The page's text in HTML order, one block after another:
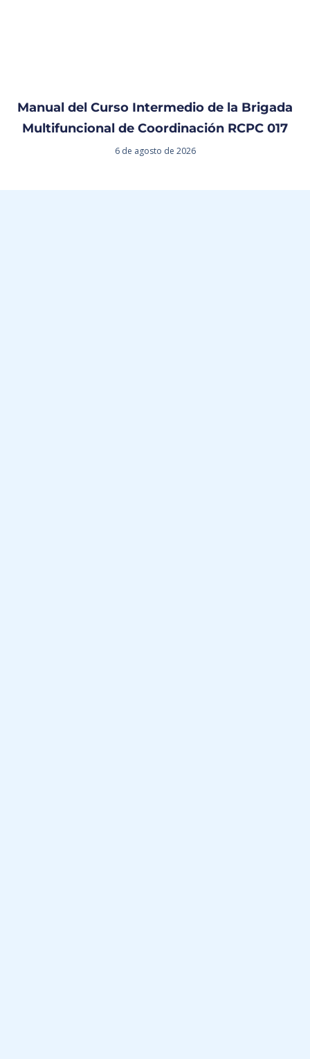
Manual del Curso Intermedio de la Brigada
Multifuncional de Coordinación RCPC 017
6 de agosto de 2026